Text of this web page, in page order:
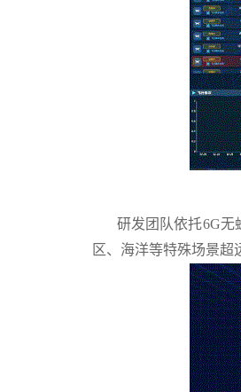
研发团队依托6G无蜂
区、海洋等特殊场景